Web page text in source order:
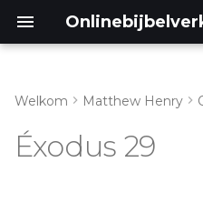
Welkom Matthew Henry
Éxodus 29